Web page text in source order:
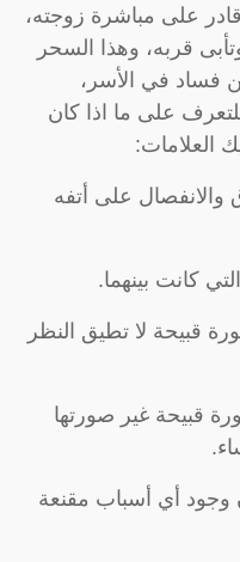
على مباشرة زوجته،
قربه، وهذا السحر
فساد في الأسر،
على ما اذا كان
العلامات:
والانفصال على أتفه
كانت بينهما.
قبيحة لا تطيق النظر
قبيحة غير صورتها
وجود أي أسباب مقنعة